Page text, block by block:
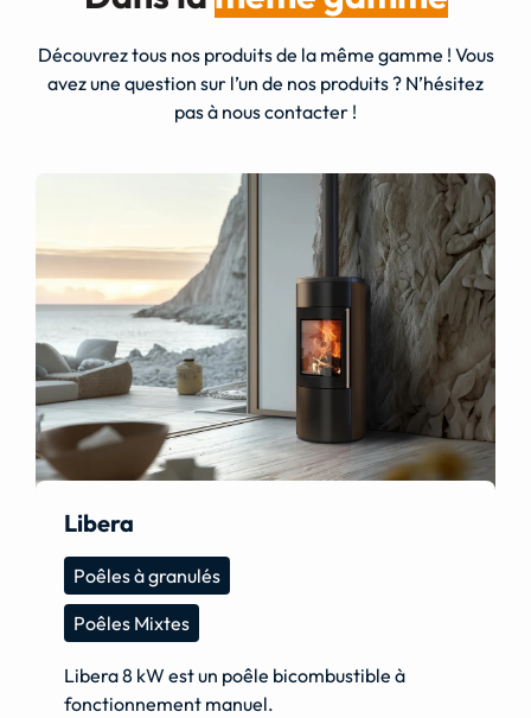
Découvrez tous nos produits de la même gamme ! Vous
avez une question sur l’un de nos produits ? N’hésitez
pas à nous contacter !
Libera
Poêles à granulés
Poêles Mixtes
Libera 8 kW est un poêle bicombustible à
fonctionnement manuel.